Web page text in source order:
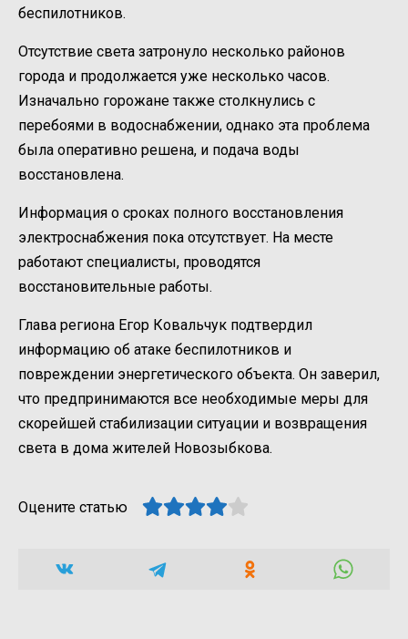
беспилотников.
Отсутствие света затронуло несколько районов
города и продолжается уже несколько часов.
Изначально горожане также столкнулись с
перебоями в водоснабжении, однако эта проблема
была оперативно решена, и подача воды
восстановлена.
Информация о сроках полного восстановления
электроснабжения пока отсутствует. На месте
работают специалисты, проводятся
восстановительные работы.
Глава региона Егор Ковальчук подтвердил
информацию об атаке беспилотников и
повреждении энергетического объекта. Он заверил,
что предпринимаются все необходимые меры для
скорейшей стабилизации ситуации и возвращения
света в дома жителей Новозыбкова.
Оцените статью